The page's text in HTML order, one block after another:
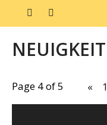
Page 4 of 5 « 1